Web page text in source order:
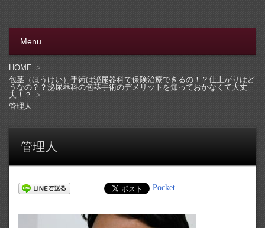
Menu
コンテンツへ移動
HOME
包茎（ほうけい）手術は泌尿器科で保険治療できるの！？仕上がりはど
うなの？？泌尿器科の包茎手術のデメリットを知っておかなくて大丈
夫！？
管理人
管理人
Pocket